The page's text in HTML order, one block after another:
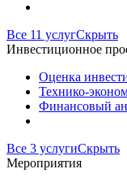
Все 11 услугСкрыть
Инвестиционное
Оценка
Технико-
Финансовый
Все 3 услугиСкрыть
Мероприятия